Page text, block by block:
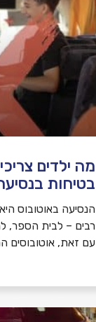
מה ילדים
בטיחות
הנסיעה באוטובוס היא
רבים – לבית הספר,
עם זאת, אוטובוסים